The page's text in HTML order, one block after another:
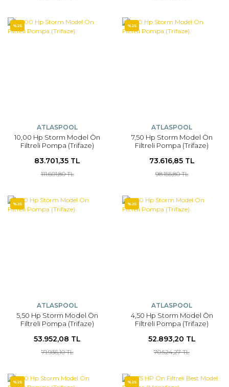
%25
ATLASPOOL
10,00 Hp Storm Model Ön
Filtreli Pompa (Trifaze)
83.701,35 TL
111.601,80 TL
%25
ATLASPOOL
7,50 Hp Storm Model Ön
Filtreli Pompa (Trifaze)
73.616,85 TL
98.155,80 TL
%25
ATLASPOOL
5,50 Hp Storm Model Ön
Filtreli Pompa (Trifaze)
53.952,08 TL
71.936,10 TL
%25
ATLASPOOL
4,50 Hp Storm Model Ön
Filtreli Pompa (Trifaze)
52.893,20 TL
70.524,27 TL
%25 %25